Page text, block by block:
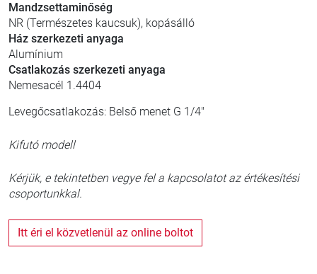
Mandzsettaminőség
NR (Természetes kaucsuk), kopásálló
Ház szerkezeti anyaga
Alumínium
Csatlakozás szerkezeti anyaga
Nemesacél 1.4404
Levegőcsatlakozás: Belső menet G 1/4"
Kifutó modell
Kérjük, e tekintetben vegye fel a kapcsolatot az értékesítési
csoportunkkal.
Itt éri el közvetlenül az online boltot